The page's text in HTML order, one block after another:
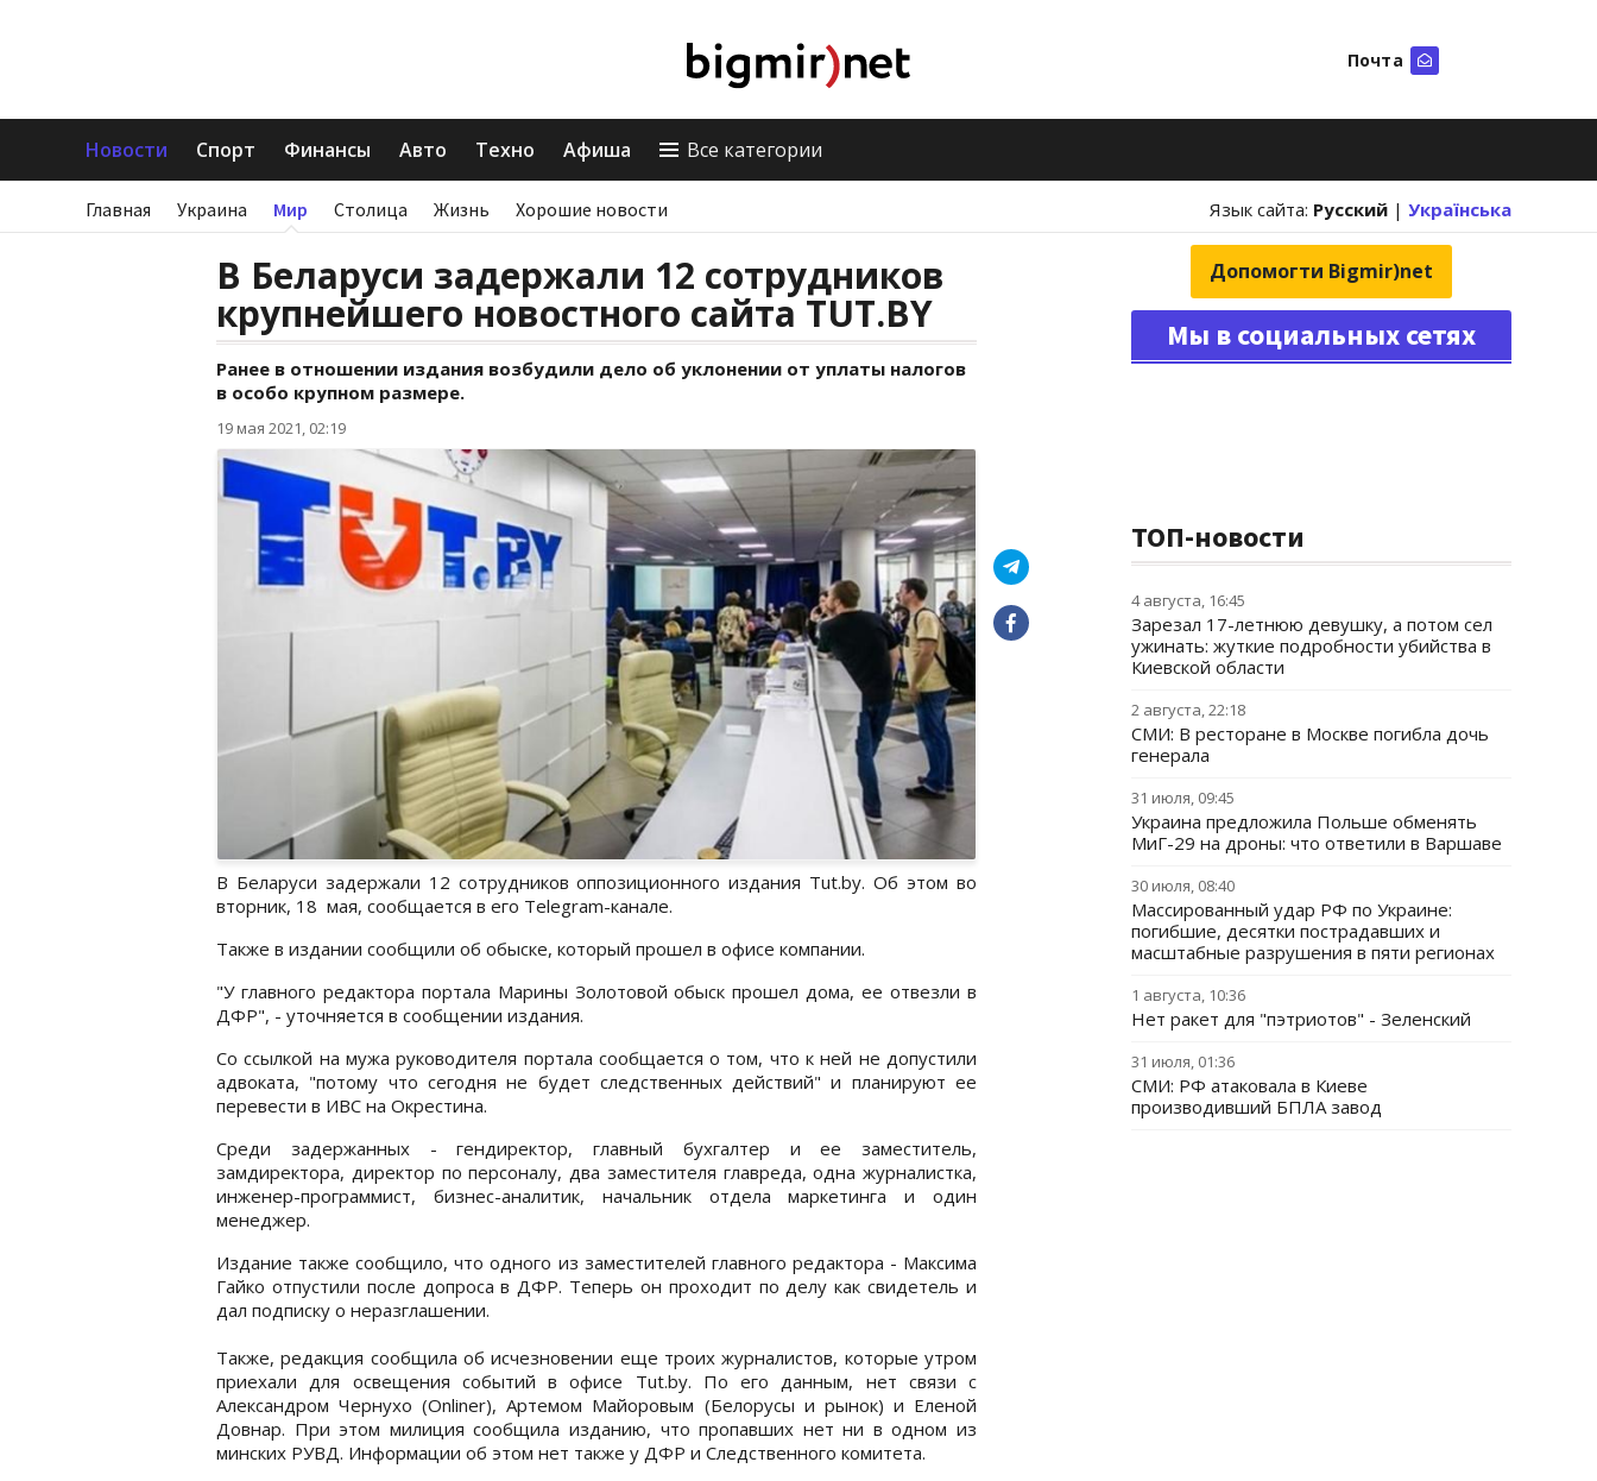
Почта
Новости Спорт Финансы Авто Техно Афиша Все категории
Главная Украина Мир Столица Жизнь Хорошие новости Язык сайта: Русский | Українська
В Беларуси задержали 12 сотрудников
крупнейшего новостного сайта TUT.BY
Ранее в отношении издания возбудили дело об уклонении от уплаты налогов
в особо крупном размере.
19 мая 2021, 02:19
В Беларуси задержали 12 сотрудников оппозиционного издания Tut.by. Об этом во
вторник, 18 мая, сообщается в его Telegram-канале.
Также в издании сообщили об обыске, который прошел в офисе компании.
"У главного редактора портала Марины Золотовой обыск прошел дома, ее отвезли в
ДФР", - уточняется в сообщении издания.
Со ссылкой на мужа руководителя портала сообщается о том, что к ней не допустили
адвоката, "потому что сегодня не будет следственных действий" и планируют ее
перевести в ИВС на Окрестина.
Среди задержанных - гендиректор, главный бухгалтер и ее заместитель,
замдиректора, директор по персоналу, два заместителя главреда, одна журналистка,
инженер-программист, бизнес-аналитик, начальник отдела маркетинга и один
менеджер.
Издание также сообщило, что одного из заместителей главного редактора - Максима
Гайко отпустили после допроса в ДФР. Теперь он проходит по делу как свидетель и
дал подписку о неразглашении.
Также, редакция сообщила об исчезновении еще троих журналистов, которые утром
приехали для освещения событий в офисе Tut.by. По его данным, нет связи с
Александром Чернухо (Onliner), Артемом Майоровым (Белорусы и рынок) и Еленой
Довнар. При этом милиция сообщила изданию, что пропавших нет ни в одном из
минских РУВД. Информации об этом нет также у ДФР и Следственного комитета.
Допомогти Bigmir)net
Мы в социальных сетях
ТОП-новости
4 августа, 16:45
Зарезал 17-летнюю девушку, а потом сел
ужинать: жуткие подробности убийства в
Киевской области
2 августа, 22:18
СМИ: В ресторане в Москве погибла дочь
генерала
31 июля, 09:45
Украина предложила Польше обменять
МиГ-29 на дроны: что ответили в Варшаве
30 июля, 08:40
Массированный удар РФ по Украине:
погибшие, десятки пострадавших и
масштабные разрушения в пяти регионах
1 августа, 10:36
Нет ракет для "пэтриотов" - Зеленский
31 июля, 01:36
СМИ: РФ атаковала в Киеве
производивший БПЛА завод